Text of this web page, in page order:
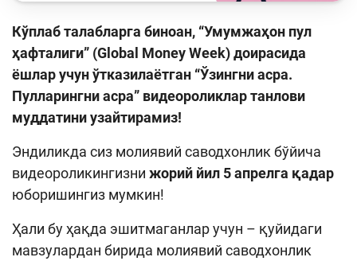
Интерактив хизматлар
Фотогалерея
Лойиҳа ҳақида
Кенгайтирилган қидирув
Сайт харитаси
Кўплаб талабларга биноан, “Умумжаҳон пул
ҳафталиги” (Global Money Week) доирасида
ёшлар учун ўтказилаётган “Ўзингни асра.
Пулларингни асра” видеороликлар танлови
муддатини узайтирамиз!
Эндиликда сиз молиявий саводхонлик бўйича
видеороликингизни жорий йил 5 апрелга қадар
юборишингиз мумкин!
Ҳали бу ҳақда эшитмаганлар учун – қуйидаги
мавзулардан бирида молиявий саводхонлик